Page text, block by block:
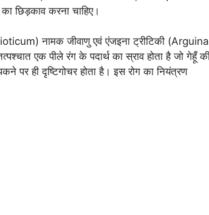
छिड़काव करना चाहिए।
नामक जीवाणु एवं एंजइना ट्रीटिकी (Arguina
एक पीले रंग के पदार्थ का स्राव होता है जो गेहूँ
पर ही दृष्टिगोचर होता है। इस रोग का नियंत्रण